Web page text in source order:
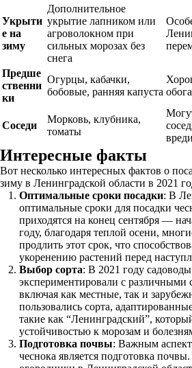
Укрыти
е на
зиму
Дополнительное
укрытие лапником или
агроволокном при
сильных морозах без
снега
Предше
ственни
ки
Огурцы, кабачки,
бобовые, ранняя капуста
Соседи
Морковь, клубника,
томаты
Интересные факты
Вот несколько интересных фактов о
зиму в Ленинградской области в 2021
Оптимальные сроки посадки: В
оптимальные сроки для посадки
приходятся на конец сентября —
году, благодаря теплой осени,
продлить этот срок, что
укоренению растений перед
Выбор сорта: В 2021 году
экспериментировали с различными
включая как местные, так и
пользовались сорта,
такие как “Ленинградский”,
устойчивостью к морозам и
Подготовка почвы: Важным
чеснока является подготовка